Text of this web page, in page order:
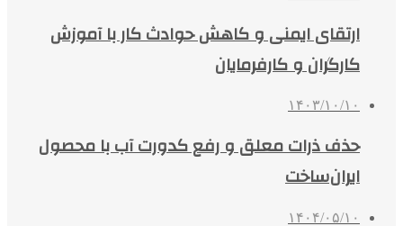
ارتقای ایمنی و کاهش حوادث کار با آموزش
کارگران و کارفرمایان
۱۴۰۳/۱۰/۱۰
حذف ذرات معلق و رفع کدورت آب با محصول
ایران‌ساخت
۱۴۰۴/۰۵/۱۰